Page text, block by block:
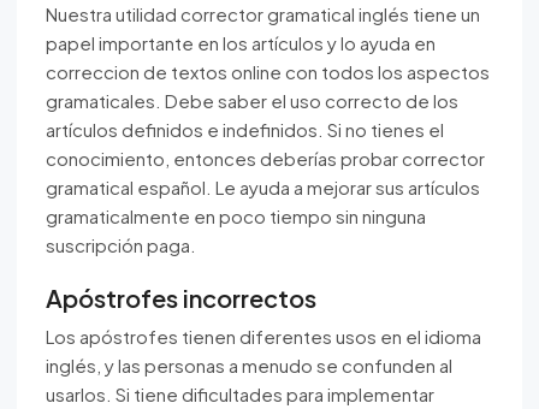
Nuestra utilidad corrector gramatical inglés tiene un
papel importante en los artículos y lo ayuda en
correccion de textos online con todos los aspectos
gramaticales. Debe saber el uso correcto de los
artículos definidos e indefinidos. Si no tienes el
conocimiento, entonces deberías probar corrector
gramatical español. Le ayuda a mejorar sus artículos
gramaticalmente en poco tiempo sin ninguna
suscripción paga.
Apóstrofes incorrectos
Los apóstrofes tienen diferentes usos en el idioma
inglés, y las personas a menudo se confunden al
usarlos. Si tiene dificultades para implementar